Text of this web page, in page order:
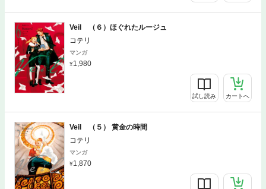
Veil （６）ほぐれたルージュ
コテリ
マンガ
1,980
試し読み カートへ
Veil （５） 黄金の時間
コテリ
マンガ
1,870